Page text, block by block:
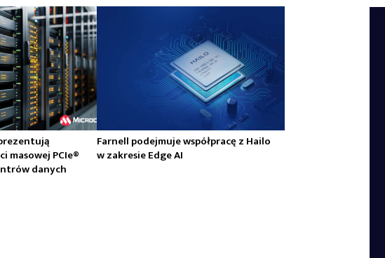
masowej PCIe®
danych
Farnell podejmuje współpracę z Hailo
w zakresie Edge AI